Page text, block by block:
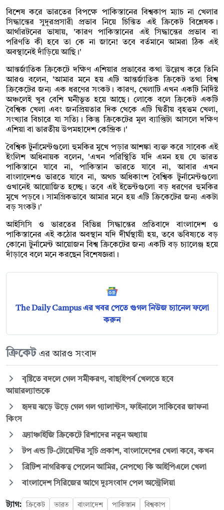
বিশেষ করে ভারতের বিপক্ষে পাকিস্তানের বিশ্বকাপ ম্যাচ না খেলার
সিদ্ধান্তের সুদূরপ্রসারী প্রভাব নিয়ে চিন্তিত এই ক্রিকেট বিশ্লেষক।
আর্থারটনের ভাষায়, 'কারণ পাকিস্তানের এই সিদ্ধান্তের প্রভাব বা
পরিণতি কী হবে তা কে না জানে! তবে বর্তমানে আমরা ঠিক এই
অবস্থানেই দাঁড়িয়ে আছি।'
আন্তর্জাতিক ক্রিকেটে দক্ষিণ এশিয়ার প্রভাবের কথা উল্লেখ করে তিনি
আরও বলেন, 'আমার মনে হয় এটি আন্তর্জাতিক ক্রিকেট তথা বিশ্ব
ক্রিকেটের জন্য এক ধরণের সংকট। কারণ, খেলাটি এখন একটি নির্দিষ্ট
অঞ্চলেই খুব বেশি ঘনীভূত হয়ে আছে। লোকে বলে ক্রিকেট একটি
বৈশ্বিক খেলা এবং জনপ্রিয়তার দিক থেকে এটি দ্বিতীয় বৃহত্তম খেলা,
সংখ্যার বিচারে যা সত্যি। কিন্তু ক্রিকেটের মূল ব্যাপ্তিটা আসলে দক্ষিণ
এশিয়া বা ভারতীয় উপমহাদেশ কেন্দ্রিক।'
বৈশ্বিক টুর্নামেন্টগুলো হুমকির মুখে পড়ার আশঙ্কা ব্যক্ত করে সাবেক এই
ইংলিশ অধিনায়ক বলেন, 'এখন পরিস্থিতি যদি এমন হয় যে ভারত
পাকিস্তানে যাবে না, পাকিস্তান ভারতে যাবে না, আবার এখন
বাংলাদেশও ভারতে যাবে না, অথচ অধিকাংশ বৈশ্বিক টুর্নামেন্টগুলো
ওখানেই আয়োজিত হচ্ছে। তবে এই ইভেন্টগুলো বড় ধরণের হুমকির
মুখে পড়বে। সামগ্রিকভাবে আমার মনে হয় এটি ক্রিকেটের জন্য একটা
বড় সংকট।'
আইসিসি ও ভারতের বিভিন্ন সিদ্ধান্তের প্রতিবাদে বাংলাদেশ ও
পাকিস্তানের এই কঠোর অবস্থান যদি দীর্ঘস্থায়ী হয়, তবে ভবিষ্যতে বড়
কোনো টুর্নামেন্ট আয়োজন বিশ্ব ক্রিকেটের জন্য একটি বড় চ্যালেঞ্জ হয়ে
দাঁড়াবে বলে মনে করছেন বিশেষজ্ঞরা।
The Daily Campus এর খবর পেতে গুগল নিউজ চ্যানেল ফলো
করুন
ক্রিকেট এর আরও সংবাদ
বৃষ্টিতে বদলে গেল সমীকরণ, বাছাইপর্ব খেলতে হবে
আয়ারল্যান্ডকে
হৃদয় ঝড়ে উড়ে গেল গল গ্যালান্টস, ফাইনালে সাকিবের জাফনা
কিংস
ফ্র্যাঞ্চাইজি ক্রিকেটে রিশাদের নতুন অধ্যায়
টপ এন্ড টি-টোয়েন্টির সূচি প্রকাশ, বাংলাদেশের খেলা কবে, কখন
ব্রিটিশ নাগরিকত্ব পেলেন আমির, নেপথ্যে কি আইপিএলে খেলা
বাংলাদেশ সিরিজের আগে দুঃসংবাদ পেল অস্ট্রেলিয়া
ট্যাগ: ক্রিকেট ভারত বাংলাদেশ পাকিস্তান বিশ্বকাপ